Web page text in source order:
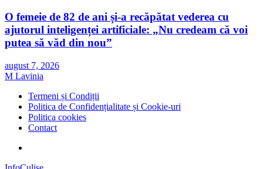
O femeie de 82 de ani și-a recăpătat vederea cu
ajutorul inteligenței artificiale: „Nu credeam că voi
putea să văd din nou”
august 7, 2026
M Lavinia
Termeni și Condiții
Politica de Confidențialitate și Cookie-uri
Politica cookies
Contact